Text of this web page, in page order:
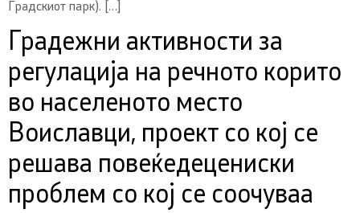
Градскиот парк). […]
Градежни активности за
регулација на речното корито
во населеното место
Воиславци, проект со кој се
решава повеќедецениски
проблем со кој се соочуваа